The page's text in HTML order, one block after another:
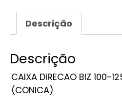
quantidade
Descrição
Descrição
CAIXA DIRECAO BIZ 100-
(CONICA)